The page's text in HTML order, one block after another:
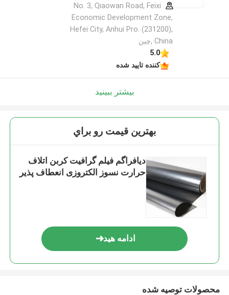
No. 3, Qiaowan Road, Feixi
Economic Development Zone,
Hefei City, Anhui Pro. (231200),
China ,چین
5.0
کننده تایید شده
بیشتر ببینید
بهترين قيمت رو براي
دیافراگم فیلم گرافیت کربن اتلاف
حرارت نسوز الکتروزی انعطاف پذیر
ادامه هید
محصولات توصیه شده